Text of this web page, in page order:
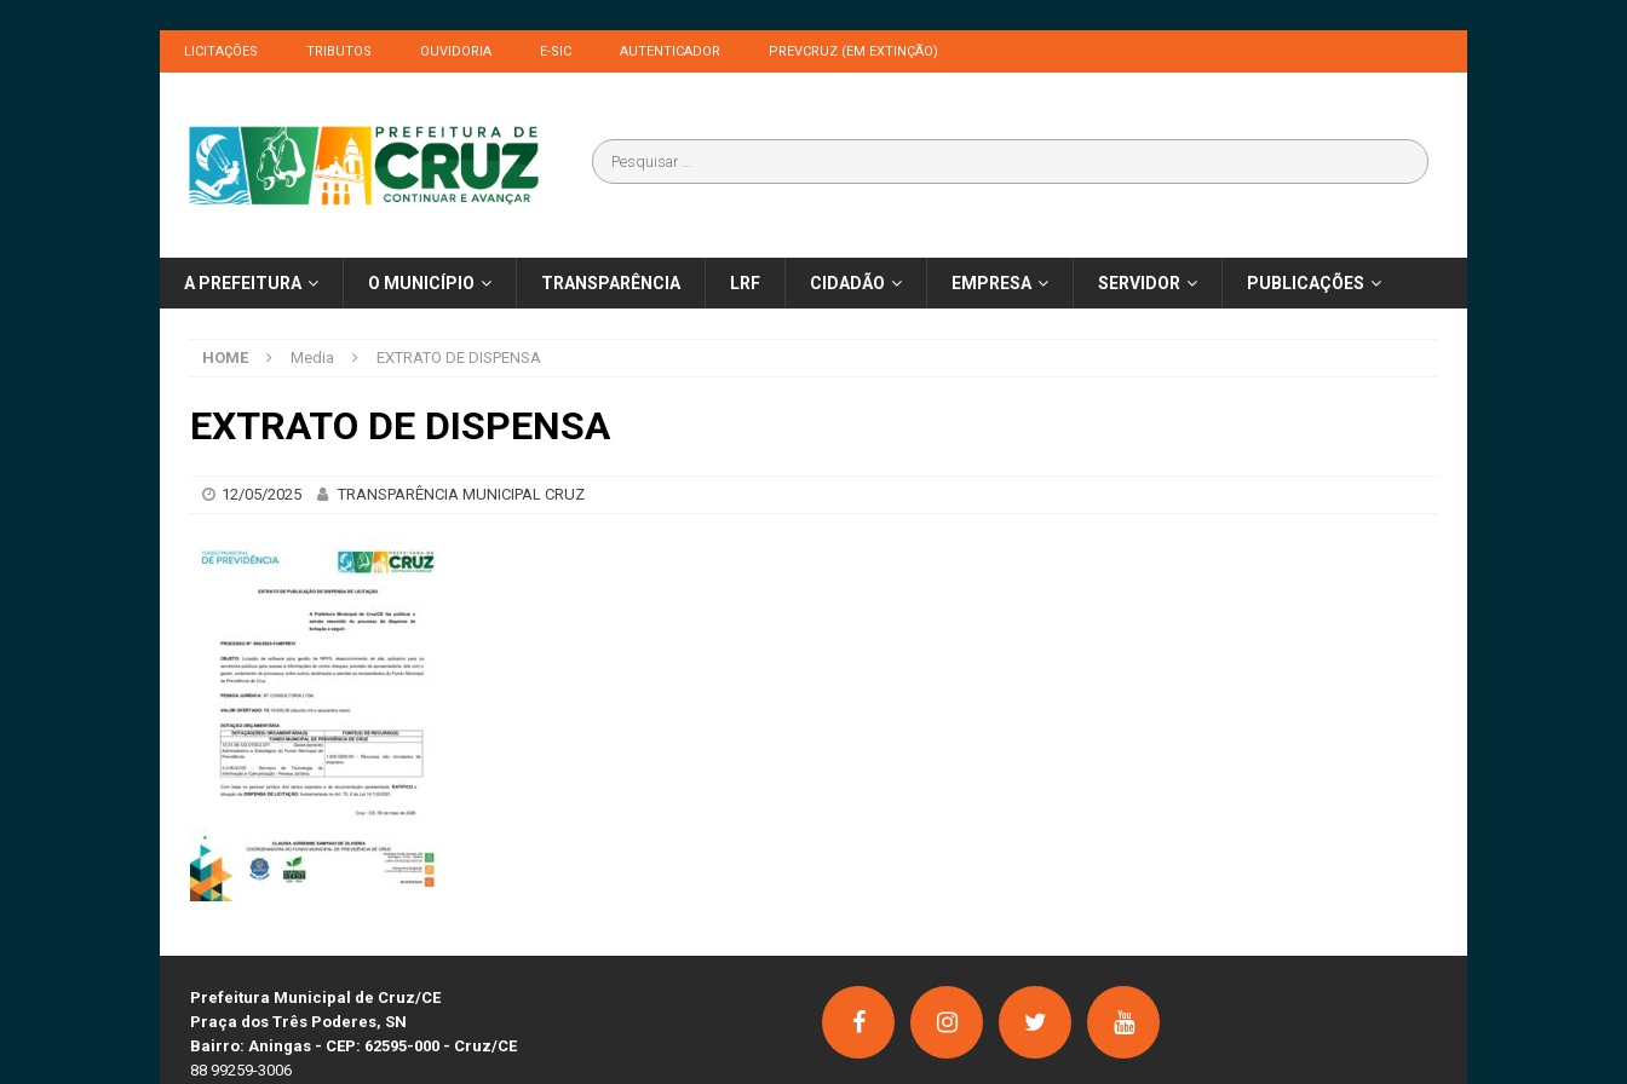
LICITAÇÕES TRIBUTOS OUVIDORIA E-SIC AUTENTICADOR PREVCRUZ (EM EXTINÇÃO)
A PREFEITURA O MUNICÍPIO TRANSPARÊNCIA LRF CIDADÃO EMPRESA SERVIDOR PUBLICAÇÕES
HOME Media EXTRATO DE DISPENSA
EXTRATO DE DISPENSA
12/05/2025 TRANSPARÊNCIA MUNICIPAL CRUZ
Prefeitura Municipal de Cruz/CE
Praça dos Três Poderes, SN
Bairro: Aningas - CEP: 62595-000 - Cruz/CE
88 99259-3006